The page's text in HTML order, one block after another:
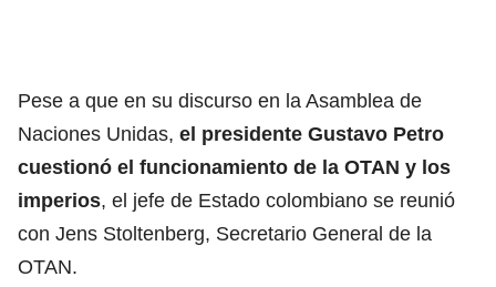
Pese a que en su discurso en la Asamblea de
Naciones Unidas, el presidente Gustavo Petro
cuestionó el funcionamiento de la OTAN y los
imperios, el jefe de Estado colombiano se reunió
con Jens Stoltenberg, Secretario General de la
OTAN.